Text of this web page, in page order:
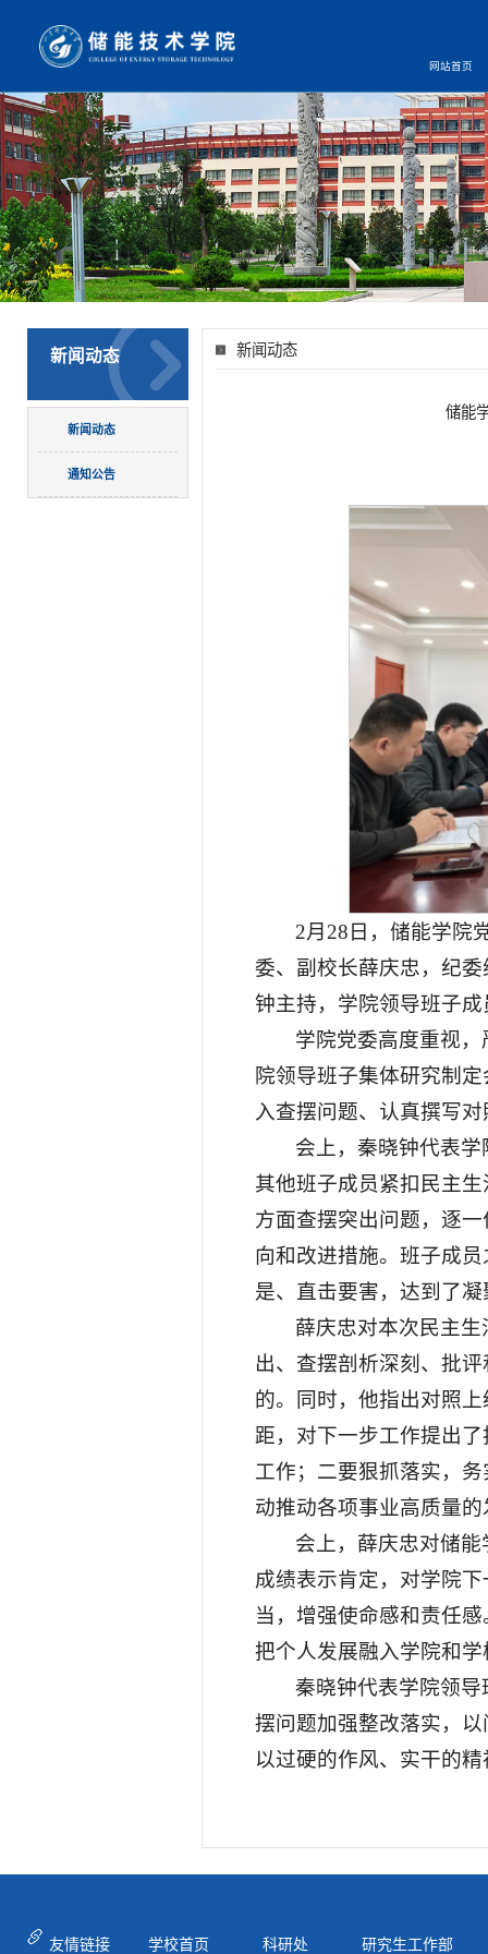
网站首页
新闻动态
新闻动态
通知公告
新闻动态
储能
2月28日，储能学院
委、副校长薛庆忠，纪
钟主持，学院领导班子
学院党委高度重视
院领导班子集体研究制
入查摆问题、认真撰写
会上，秦晓钟代表
其他班子成员紧扣民主
方面查摆突出问题，逐
向和改进措施。班子成
是、直击要害，达到了
薛庆忠对本次民主
出、查摆剖析深刻、批
的。同时，他指出对照
距，对下一步工作提出
工作；二要狠抓落实，
动推动各项事业高质量的
会上，薛庆忠对储
成绩表示肯定，对学院
当，增强使命感和责任
把个人发展融入学院和
秦晓钟代表学院领
摆问题加强整改落实，
以过硬的作风、实干的
友情链接 学校首页 科研处 研究生工作部